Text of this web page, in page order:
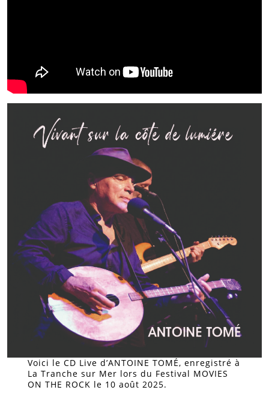
Voici le CD Live d’ANTOINE TOMÉ, enregistré à
La Tranche sur Mer lors du Festival MOVIES
ON THE ROCK le 10 août 2025.